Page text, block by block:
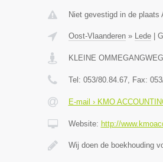
Niet gevestigd in de
Oost-Vlaanderen» Lede|
KLEINE
Tel: 053/80.84.67, Fax:
E-mail › KMO
Website: http://
Wij doen de boekhouding